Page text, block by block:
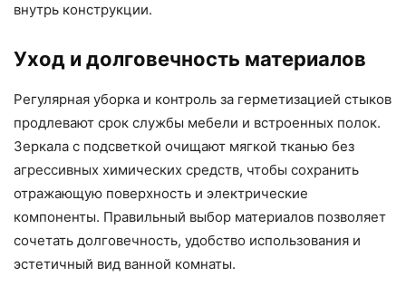
внутрь конструкции.
Уход и долговечность материалов
Регулярная уборка и контроль за герметизацией стыков
продлевают срок службы мебели и встроенных полок.
Зеркала с подсветкой очищают мягкой тканью без
агрессивных химических средств, чтобы сохранить
отражающую поверхность и электрические
компоненты. Правильный выбор материалов позволяет
сочетать долговечность, удобство использования и
эстетичный вид ванной комнаты.